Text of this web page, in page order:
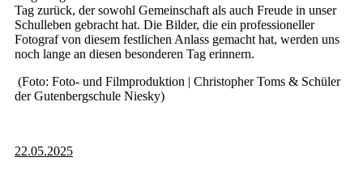
Tag zurück, der sowohl Gemeinschaft als auch Freude in unser
Schulleben gebracht hat. Die Bilder, die ein professioneller
Fotograf von diesem festlichen Anlass gemacht hat, werden uns
noch lange an diesen besonderen Tag erinnern.
(Foto: Foto- und Filmproduktion | Christopher Toms & Schüler
der Gutenbergschule Niesky)
22.05.2025